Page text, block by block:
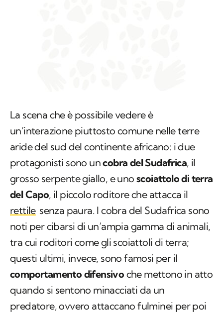
La scena che è possibile vedere è
un’interazione piuttosto comune nelle terre
aride del sud del continente africano: i due
protagonisti sono uncobra del Sudafrica, il
grosso serpente giallo, e uno scoiattolo di terra
del Capo, il piccolo roditore che attacca il
rettile senza paura. I cobra del Sudafrica sono
noti per cibarsi di un’ampia gamma di animali,
tra cui roditori come gli scoiattoli di terra;
questi ultimi, invece, sono famosi per il
comportamento difensivo che mettono in atto
quando si sentono minacciati da un
predatore, ovvero attaccano fulminei per poi